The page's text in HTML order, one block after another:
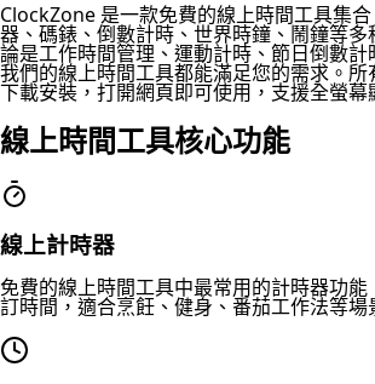
ClockZone 是一款免費的線上時間工具集
器、碼錶、倒數計時、世界時鐘、鬧鐘等
論是工作時間管理、運動計時、節日倒數計
我們的線上時間工具都能滿足您的需求。
下載安裝，打開網頁即可使用，支援全螢幕
線上時間工具核心功能
線上計時器
免費的線上時間工具中最常用的計時器功能
訂時間，適合烹飪、健身、番茄工作法等場